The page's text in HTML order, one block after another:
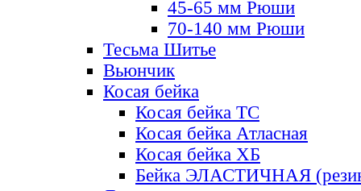
45-65 мм Рюши
70-140 мм Рюши
Тесьма Шитье
Вьюнчик
Косая бейка
Косая бейка ТС
Косая бейка Атласная
Косая бейка ХБ
Бейка ЭЛАСТИЧНАЯ